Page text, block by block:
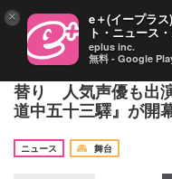
中車が化け猫になっ
替り 人気声優も出
道中五十三驛』が開
ニュース
舞台
× e＋(イープラ
ト・ニュース
eplus inc.
無料 - Google